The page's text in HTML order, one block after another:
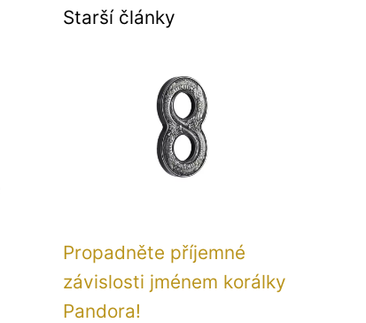
Starší články
Propadněte příjemné
závislosti jménem korálky
Pandora!